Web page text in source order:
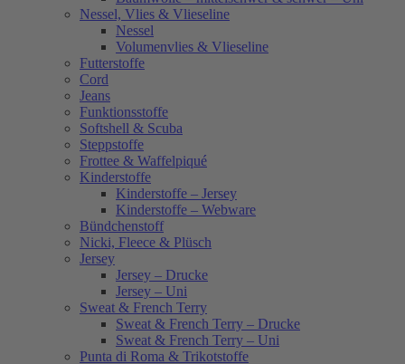
Nessel, Vlies & Vlieseline
Nessel
Volumenvlies & Vlieseline
Futterstoffe
Cord
Jeans
Funktionsstoffe
Softshell & Scuba
Steppstoffe
Frottee & Waffelpiqué
Kinderstoffe
Kinderstoffe – Jersey
Kinderstoffe – Webware
Bündchenstoff
Nicki, Fleece & Plüsch
Jersey
Jersey – Drucke
Jersey – Uni
Sweat & French Terry
Sweat & French Terry – Drucke
Sweat & French Terry – Uni
Punta di Roma & Trikotstoffe